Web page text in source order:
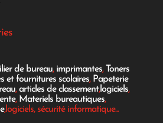
de bureau, imprimantes, Toners
et fournitures scolaires, Papeterie
,articles de classement,logiciels,
, Materiels bureautiques,
,logiciels, sécurité informatique...